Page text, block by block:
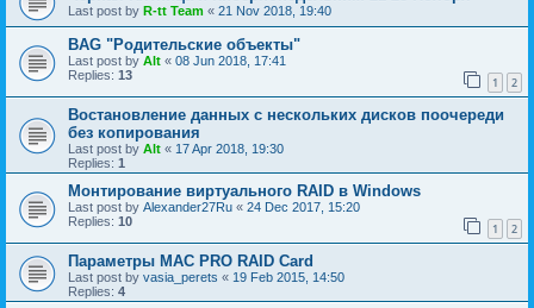
Last post by R-tt Team « 21 Nov 2018, 19:40
BAG "Родительские объекты"
Last post by Alt « 08 Jun 2018, 17:41
Replies: 13 1 2
Востановление данных с нескольких дисков поочереди
без копирования
Last post by Alt « 17 Apr 2018, 19:30
Replies: 1
Монтирование виртуального RAID в Windows
Last post by Alexander27Ru « 24 Dec 2017, 15:20
Replies: 10 1 2
Параметры МАС PRO RAID Card
Last post by vasia_perets « 19 Feb 2015, 14:50
Replies: 4